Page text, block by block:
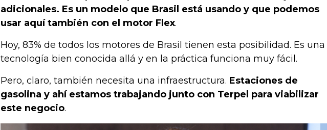
adicionales. Es un modelo que Brasil está usando y que podemos
usar aquí también con el motor Flex.
Hoy, 83% de todos los motores de Brasil tienen esta posibilidad. Es una
tecnología bien conocida allá y en la práctica funciona muy fácil.
Pero, claro, también necesita una infraestructura. Estaciones de
gasolina y ahí estamos trabajando junto con Terpel para viabilizar
este negocio.